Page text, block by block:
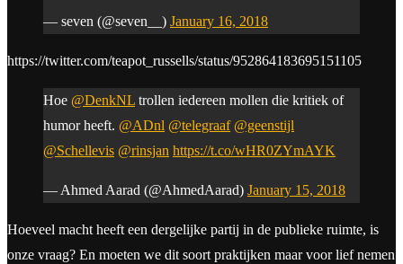
— seven (@seven__) January 16, 2018
https://twitter.com/teapot_russells/status/952864183695151105
Hoe @DenkNL trollen iedereen mollen die kritiek of
humor heeft. @ADnl @telegraaf @geenstijl
@Schellevis @rinsjan https://t.co/wHR0ZYmAYK
— Ahmed Aarad (@AhmedAarad) January 15, 2018
Hoeveel macht heeft een dergelijke partij in de publieke ruimte, is
onze vraag? En moeten we dit soort praktijken maar voor lief nemen